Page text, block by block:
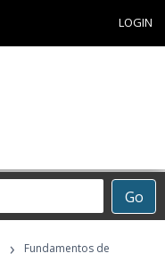
LOGIN
Go
›
Fundamentos de